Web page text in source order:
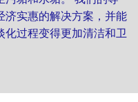
济实惠的解决方案，并能
过程变得更加清洁和卫